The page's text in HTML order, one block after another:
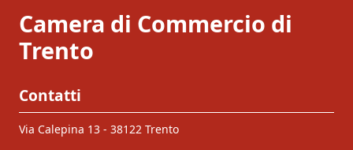
Camera di Commercio di
Trento
Contatti
Via Calepina 13 - 38122 Trento